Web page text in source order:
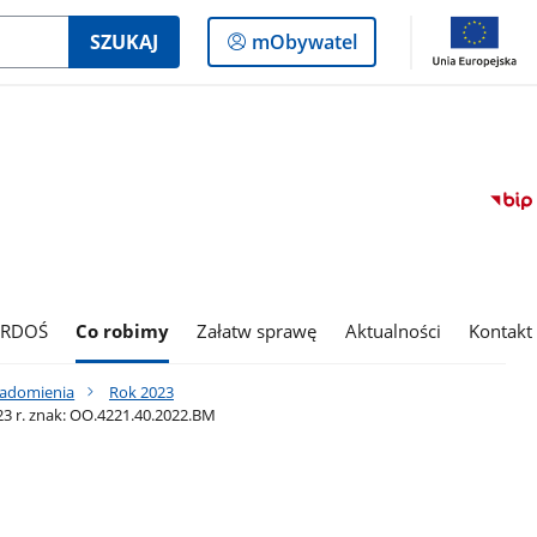
SZUKAJ
Logowanie
do
mObywatel
Co robimy Załatw sprawę Aktualności Kontakt
Rok 2023
znak: OO.4221.40.2022.BM